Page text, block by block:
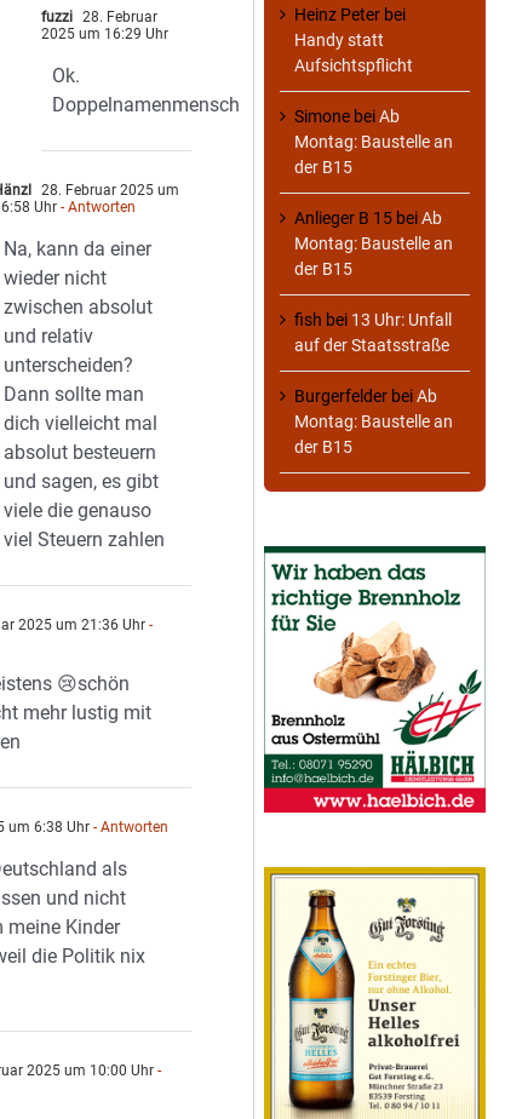
fuzzi 28. Februar
2025 um 16:29 Uhr
Ok.
Doppelnamenmensch
28. Februar 2025 um
Uhr - Antworten
Na, kann da einer
wieder nicht
zwischen absolut
und relativ
unterscheiden?
Dann sollte man
dich vielleicht mal
absolut besteuern
und sagen, es gibt
viele die genauso
viel Steuern zahlen
2025 um 21:36 Uhr -
😢schön
mehr lustig mit
um 6:38 Uhr - Antworten
als
und nicht
meine Kinder
die Politik nix
2025 um 10:00 Uhr -
Heinz Peter bei
Handy statt
Aufsichtspflicht
Simone beiAb
Montag: Baustelle an
der B15
Anlieger B 15 beiAb
Montag: Baustelle an
der B15
fish bei 13 Uhr: Unfall
auf der Staatsstraße
Burgerfelder beiAb
Montag: Baustelle an
der B15